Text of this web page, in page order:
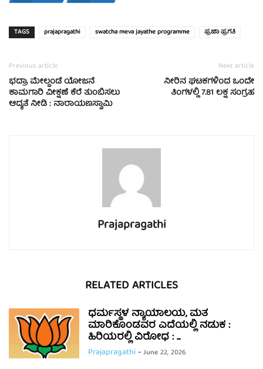
TAGS prajapragathi swatcha meva jayathe programme ಪ್ರಜಾ ಪ್ರಗತಿ
Previous article
ಭದ್ರಾ ಮೇಲ್ದಂಡೆ ಯೋಜನೆ
ಕಾಮಗಾರಿ ವೀಕ್ಷಣೆ ಕೆರೆ ತುಂಬಿಸಲು
ಆದ್ಯತೆ ನೀಡಿ : ನಾರಾಯಣಸ್ವಾಮಿ
Next article
ನೀರಿನ ಘಟಕಗಳಿಂದ ಒಂದೇ
ತಿಂಗಳಲ್ಲಿ 7.81 ಲಕ್ಷ ಸಂಗ್ರಹ
Prajapragathi
RELATED ARTICLES
ಧರ್ಮಸ್ಥಳ ನ್ಯಾಯಾಲಯ, ಮತ
ಮಾರಿಕೊಂಡವರ ಎದೆಯಲ್ಲಿ ನಡುಕ :
ಹಿರಿಯರಲ್ಲಿ ವಿರೋಧ : ...
Prajapragathi-June 22, 2026